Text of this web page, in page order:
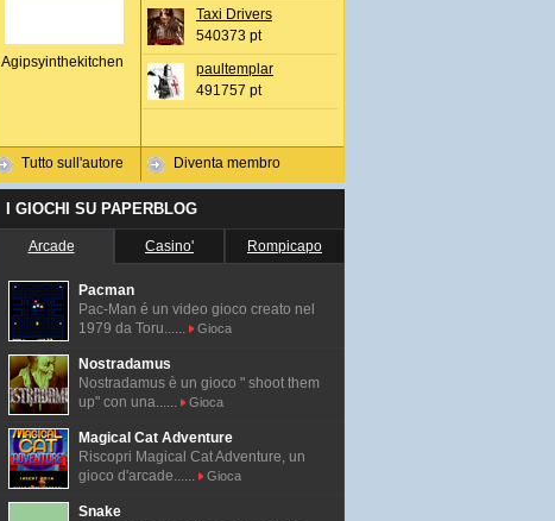
Agipsyinthekitchen
Tutto sull'autore
Taxi Drivers
540373 pt
paultemplar
491757 pt
Diventa membro
I GIOCHI SU PAPERBLOG
Arcade Casino' Rompicapo
Pacman
Pac-Man é un video gioco creato nel
1979 da Toru......
Gioca
Nostradamus
Nostradamus è un gioco " shoot them
up" con una......
Gioca
Magical Cat Adventure
Riscopri Magical Cat Adventure, un
gioco d'arcade......
Gioca
Snake